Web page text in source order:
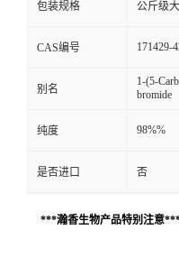
包装规格 公斤级
CAS编号 171429-
别名
1-(5-
bromide
纯度 98%%
是否进口 否
***瀚香生物产品特别注意